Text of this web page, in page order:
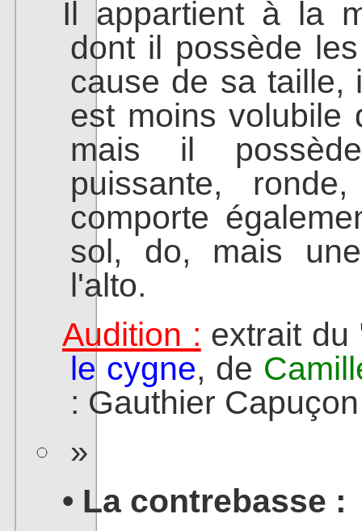
Il appartient à la
dont il possède
cause de sa taille,
est moins volubile
mais il
puissante,
comporte
sol, do, mais
l'alto.
Audition : extrait du
le cygne, de
: Gauthier Capuçon
• La contrebasse :